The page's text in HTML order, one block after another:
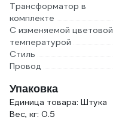
Трансформатор в
комплекте
С изменяемой цветовой
температурой
Стиль
Провод
Упаковка
Единица товара: Штука
Вес, кг: 0.5